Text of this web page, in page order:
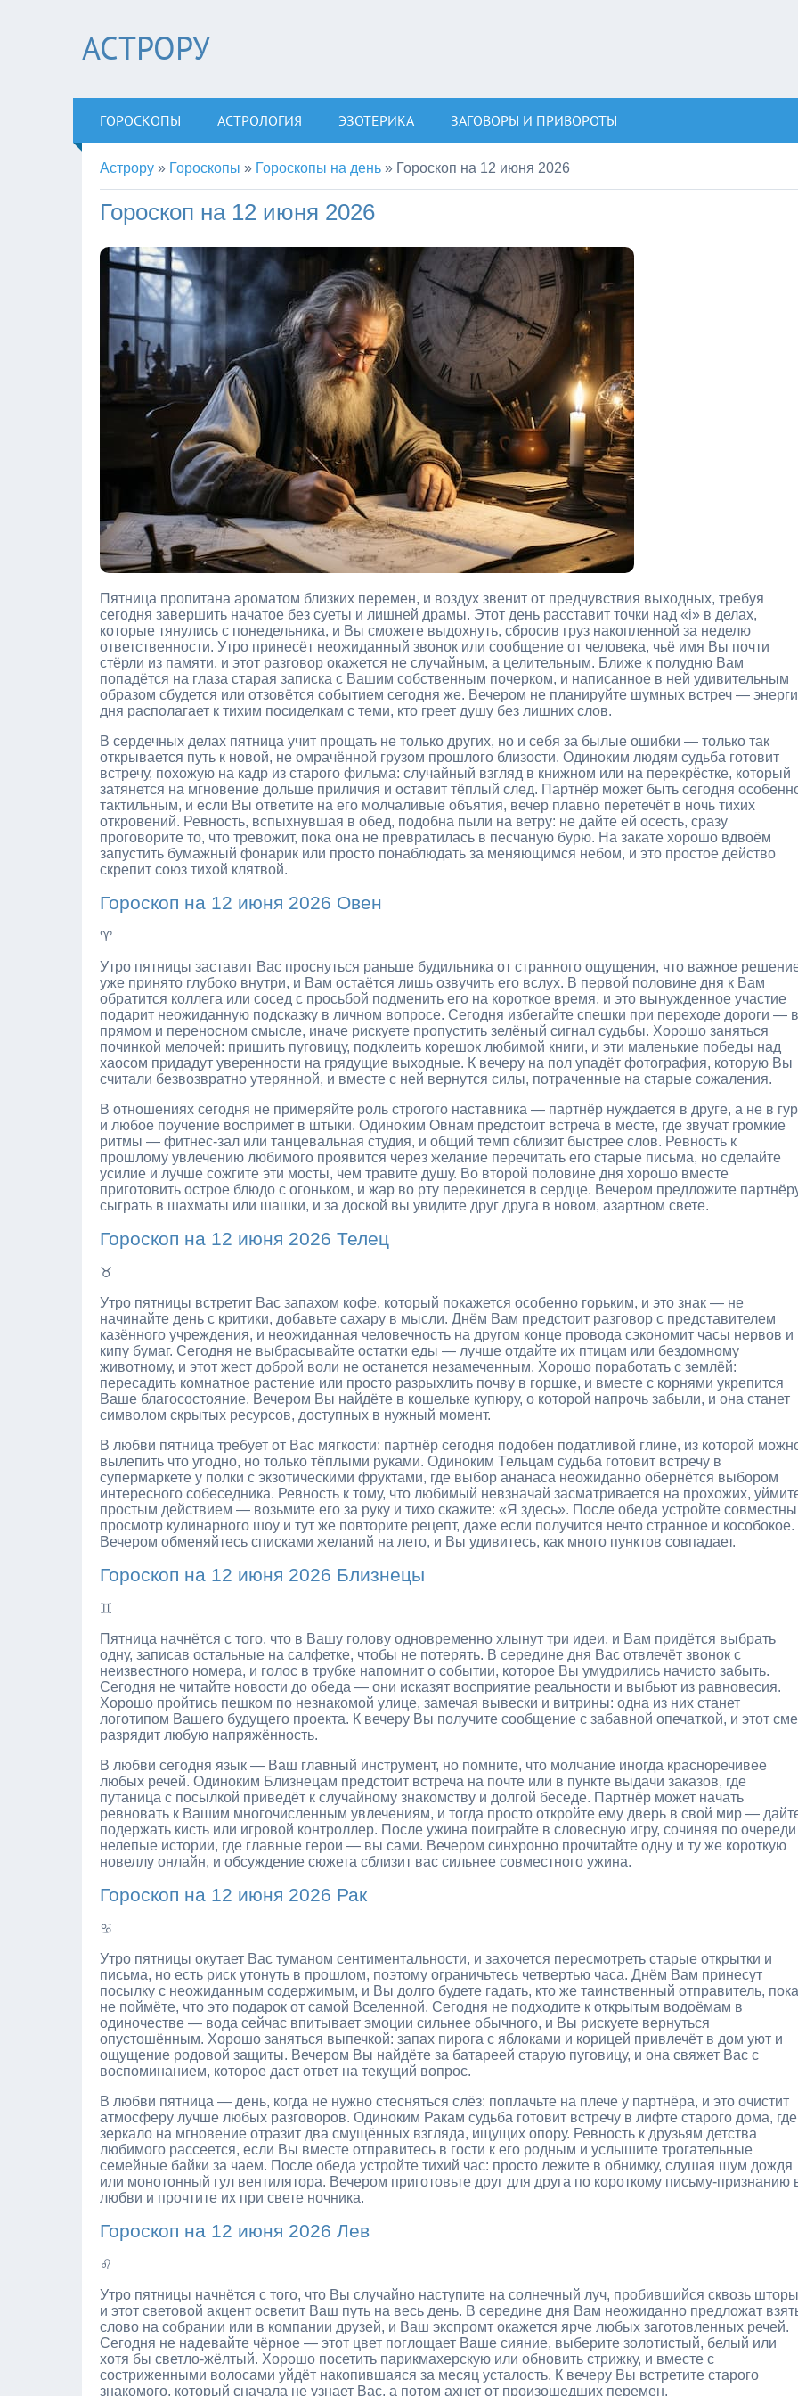
АСТРОРУ
ГОРОСКОПЫ АСТРОЛОГИЯ ЭЗОТЕРИКА ЗАГОВОРЫ И ПРИВОРОТЫ
Астрору » Гороскопы » Гороскопы на день » Гороскоп на 12 июня 2026
Гороскоп на 12 июня 2026
Пятница пропитана ароматом близких перемен, и воздух звенит от предчувствия выходных, требуя
сегодня завершить начатое без суеты и лишней драмы. Этот день расставит точки над «i» в делах,
которые тянулись с понедельника, и Вы сможете выдохнуть, сбросив груз накопленной за неделю
ответственности. Утро принесёт неожиданный звонок или сообщение от человека, чьё имя Вы почти
стёрли из памяти, и этот разговор окажется не случайным, а целительным. Ближе к полудню Вам
попадётся на глаза старая записка с Вашим собственным почерком, и написанное в ней удивительным
образом сбудется или отзовётся событием сегодня же. Вечером не планируйте шумных встреч —
дня располагает к тихим посиделкам с теми, кто греет душу без лишних слов.
В сердечных делах пятница учит прощать не только других, но и себя за былые ошибки — только так
открывается путь к новой, не омрачённой грузом прошлого близости. Одиноким людям судьба готовит
встречу, похожую на кадр из старого фильма: случайный взгляд в книжном или на перекрёстке, который
затянется на мгновение дольше приличия и оставит тёплый след. Партнёр может быть сегодня
тактильным, и если Вы ответите на его молчаливые объятия, вечер плавно перетечёт в ночь тихих
откровений. Ревность, вспыхнувшая в обед, подобна пыли на ветру: не дайте ей осесть, сразу
проговорите то, что тревожит, пока она не превратилась в песчаную бурю. На закате хорошо вдвоём
запустить бумажный фонарик или просто понаблюдать за меняющимся небом, и это простое действо
скрепит союз тихой клятвой.
Гороскоп на 12 июня 2026 Овен
♈
Утро пятницы заставит Вас проснуться раньше будильника от странного ощущения, что важное
уже принято глубоко внутри, и Вам остаётся лишь озвучить его вслух. В первой половине дня к Вам
обратится коллега или сосед с просьбой подменить его на короткое время, и это вынужденное участие
подарит неожиданную подсказку в личном вопросе. Сегодня избегайте спешки при переходе дороги — в
прямом и переносном смысле, иначе рискуете пропустить зелёный сигнал судьбы. Хорошо заняться
починкой мелочей: пришить пуговицу, подклеить корешок любимой книги, и эти маленькие победы над
хаосом придадут уверенности на грядущие выходные. К вечеру на пол упадёт фотография, которую Вы
считали безвозвратно утерянной, и вместе с ней вернутся силы, потраченные на старые сожаления.
В отношениях сегодня не примеряйте роль строгого наставника — партнёр нуждается в друге, а не в
и любое поучение воспримет в штыки. Одиноким Овнам предстоит встреча в месте, где звучат громкие
ритмы — фитнес-зал или танцевальная студия, и общий темп сблизит быстрее слов. Ревность к
прошлому увлечению любимого проявится через желание перечитать его старые письма, но сделайте
усилие и лучше сожгите эти мосты, чем травите душу. Во второй половине дня хорошо вместе
приготовить острое блюдо с огоньком, и жар во рту перекинется в сердце. Вечером предложите
сыграть в шахматы или шашки, и за доской вы увидите друг друга в новом, азартном свете.
Гороскоп на 12 июня 2026 Телец
♉
Утро пятницы встретит Вас запахом кофе, который покажется особенно горьким, и это знак — не
начинайте день с критики, добавьте сахару в мысли. Днём Вам предстоит разговор с представителем
казённого учреждения, и неожиданная человечность на другом конце провода сэкономит часы нервов и
кипу бумаг. Сегодня не выбрасывайте остатки еды — лучше отдайте их птицам или бездомному
животному, и этот жест доброй воли не останется незамеченным. Хорошо поработать с землёй:
пересадить комнатное растение или просто разрыхлить почву в горшке, и вместе с корнями укрепится
Ваше благосостояние. Вечером Вы найдёте в кошельке купюру, о которой напрочь забыли, и она станет
символом скрытых ресурсов, доступных в нужный момент.
В любви пятница требует от Вас мягкости: партнёр сегодня подобен податливой глине, из которой
вылепить что угодно, но только тёплыми руками. Одиноким Тельцам судьба готовит встречу в
супермаркете у полки с экзотическими фруктами, где выбор ананаса неожиданно обернётся выбором
интересного собеседника. Ревность к тому, что любимый невзначай засматривается на прохожих,
простым действием — возьмите его за руку и тихо скажите: «Я здесь». После обеда устройте
просмотр кулинарного шоу и тут же повторите рецепт, даже если получится нечто странное и кособокое.
Вечером обменяйтесь списками желаний на лето, и Вы удивитесь, как много пунктов совпадает.
Гороскоп на 12 июня 2026 Близнецы
♊
Пятница начнётся с того, что в Вашу голову одновременно хлынут три идеи, и Вам придётся выбрать
одну, записав остальные на салфетке, чтобы не потерять. В середине дня Вас отвлечёт звонок с
неизвестного номера, и голос в трубке напомнит о событии, которое Вы умудрились начисто забыть.
Сегодня не читайте новости до обеда — они исказят восприятие реальности и выбьют из равновесия.
Хорошо пройтись пешком по незнакомой улице, замечая вывески и витрины: одна из них станет
логотипом Вашего будущего проекта. К вечеру Вы получите сообщение с забавной опечаткой, и этот
разрядит любую напряжённость.
В любви сегодня язык — Ваш главный инструмент, но помните, что молчание иногда красноречивее
любых речей. Одиноким Близнецам предстоит встреча на почте или в пункте выдачи заказов, где
путаница с посылкой приведёт к случайному знакомству и долгой беседе. Партнёр может начать
ревновать к Вашим многочисленным увлечениям, и тогда просто откройте ему дверь в свой мир —
подержать кисть или игровой контроллер. После ужина поиграйте в словесную игру, сочиняя по очереди
нелепые истории, где главные герои — вы сами. Вечером синхронно прочитайте одну и ту же короткую
новеллу онлайн, и обсуждение сюжета сблизит вас сильнее совместного ужина.
Гороскоп на 12 июня 2026 Рак
♋
Утро пятницы окутает Вас туманом сентиментальности, и захочется пересмотреть старые открытки и
письма, но есть риск утонуть в прошлом, поэтому ограничьтесь четвертью часа. Днём Вам принесут
посылку с неожиданным содержимым, и Вы долго будете гадать, кто же таинственный отправитель, пока
не поймёте, что это подарок от самой Вселенной. Сегодня не подходите к открытым водоёмам в
одиночестве — вода сейчас впитывает эмоции сильнее обычного, и Вы рискуете вернуться
опустошённым. Хорошо заняться выпечкой: запах пирога с яблоками и корицей привлечёт в дом уют и
ощущение родовой защиты. Вечером Вы найдёте за батареей старую пуговицу, и она свяжет Вас с
воспоминанием, которое даст ответ на текущий вопрос.
В любви пятница — день, когда не нужно стесняться слёз: поплачьте на плече у партнёра, и это очистит
атмосферу лучше любых разговоров. Одиноким Ракам судьба готовит встречу в лифте старого дома, где
зеркало на мгновение отразит два смущённых взгляда, ищущих опору. Ревность к друзьям детства
любимого рассеется, если Вы вместе отправитесь в гости к его родным и услышите трогательные
семейные байки за чаем. После обеда устройте тихий час: просто лежите в обнимку, слушая шум дождя
или монотонный гул вентилятора. Вечером приготовьте друг для друга по короткому письму-признанию
любви и прочтите их при свете ночника.
Гороскоп на 12 июня 2026 Лев
♌
Утро пятницы начнётся с того, что Вы случайно наступите на солнечный луч, пробившийся сквозь
и этот световой акцент осветит Ваш путь на весь день. В середине дня Вам неожиданно предложат
слово на собрании или в компании друзей, и Ваш экспромт окажется ярче любых заготовленных речей.
Сегодня не надевайте чёрное — этот цвет поглощает Ваше сияние, выберите золотистый, белый или
хотя бы светло-жёлтый. Хорошо посетить парикмахерскую или обновить стрижку, и вместе с
состриженными волосами уйдёт накопившаяся за месяц усталость. К вечеру Вы встретите старого
знакомого, который сначала не узнает Вас, а потом ахнет от произошедших перемен.